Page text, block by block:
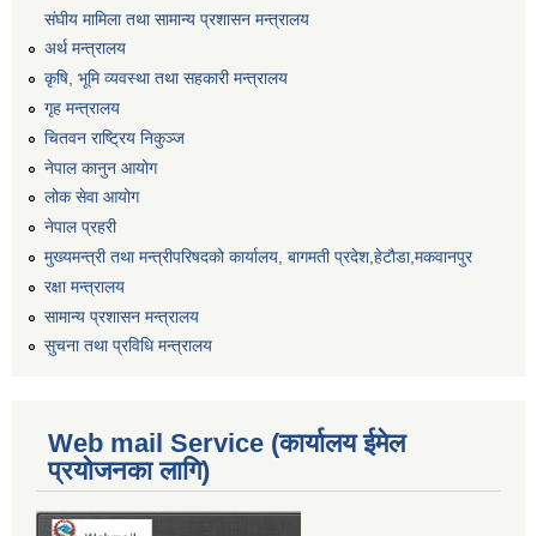
संघीय मामिला तथा सामान्य प्रशासन मन्त्रालय
अर्थ मन्त्रालय
कृषि, भूमि व्यवस्था तथा सहकारी मन्त्रालय
गृह मन्त्रालय
चितवन राष्ट्रिय निकुञ्ज
नेपाल कानुन आयोग
लोक सेवा आयोग
नेपाल प्रहरी
मुख्यमन्त्री तथा मन्त्रीपरिषदको कार्यालय, बागमती प्रदेश,हेटाैडा,मकवानपुर
रक्षा मन्त्रालय
सामान्य प्रशासन मन्त्रालय
सुचना तथा प्रविधि मन्त्रालय
Web mail Service (कार्यालय ईमेल
प्रयोजनका लागि)